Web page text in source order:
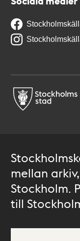
mellan
Stockholm.
till